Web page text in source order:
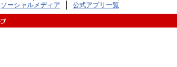
ソーシャルメディア
公式アプリ一覧